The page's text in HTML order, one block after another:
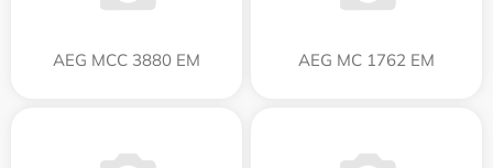
AEG MCC 3880 EM AEG MC 1762 EM